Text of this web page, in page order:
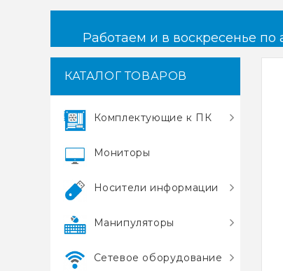
Работаем и в воскресенье по
КАТАЛОГ ТОВАРОВ
Комплектующие к ПК
Мониторы
Носители информации
Манипуляторы
Сетевое оборудование